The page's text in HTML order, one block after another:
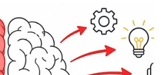
– partner se otvara, neko iz
kaje ili konačno stiže prava osoba.